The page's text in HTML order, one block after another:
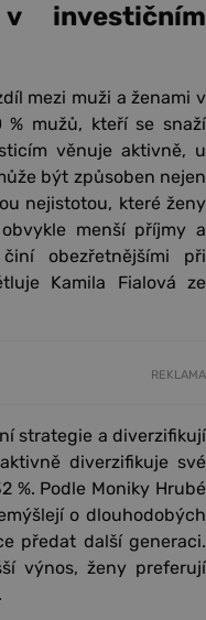
investičním
mezi muži a ženami v
mužů, kteří se snaží
věnuje aktivně, u
být způsoben nejen
nejistotou, které ženy
menší příjmy a
obezřetnějšími při
Kamila Fialová ze
REKLAMA
strategie a diverzifikují
diverzifikuje své
%. Podle Moniky Hrubé
o dlouhodobých
předat další generaci.
výnos, ženy preferují